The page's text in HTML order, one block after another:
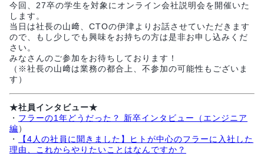
今回、27卒の学生を対象にオンライン会社説明会を開催いた
します。
当日は社長の山﨑、CTOの伊津よりお話させていただきます
ので、もし少しでも興味をお持ちの方は是非お申し込みくだ
さい。
みなさんのご参加をお待ちしております！
（※社長の山﨑は業務の都合上、不参加の可能性もございま
す）
★社員インタビュー★
・ フラーの1年どうだった？ 新卒インタビュー（エンジニア
編）
・
【4人の社員に聞きました】ヒトが中心のフラーに入社した
理由、これからやりたいことはなんですか？